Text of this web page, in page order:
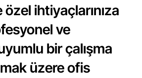
ihtiyaçlarınıza
ve
bir çalışma
üzere ofis